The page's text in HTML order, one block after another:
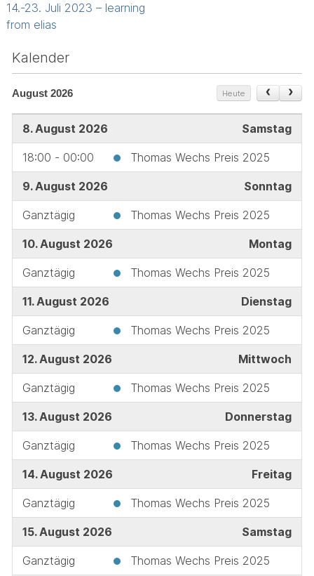
navigation
14.-23. Juli 2023 – learning
from elias
Kalender
August 2026 Heute
8. August 2026 Samstag
18:00 - 00:00 Thomas Wechs Preis 2025
9. August 2026 Sonntag
Ganztägig Thomas Wechs Preis 2025
10. August 2026 Montag
Ganztägig Thomas Wechs Preis 2025
11. August 2026 Dienstag
Ganztägig Thomas Wechs Preis 2025
12. August 2026 Mittwoch
Ganztägig Thomas Wechs Preis 2025
13. August 2026 Donnerstag
Ganztägig Thomas Wechs Preis 2025
14. August 2026 Freitag
Ganztägig Thomas Wechs Preis 2025
15. August 2026 Samstag
Ganztägig Thomas Wechs Preis 2025